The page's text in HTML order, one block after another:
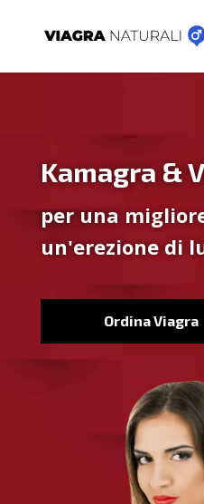
Kamagra &
per una
un'erezione di
Ordina Viagra